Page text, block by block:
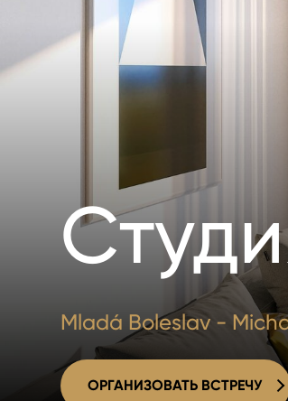
Mladá Boleslav -
ОРГАНИЗОВАТЬ ВСТРЕЧУ